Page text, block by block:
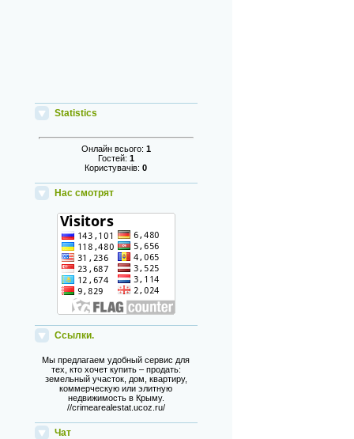
Statistics
Онлайн всього: 1
Гостей: 1
Користувачів:0
Нас смотрят
Ссылки.
Мы предлагаем удобный сервис для
тех, кто хочет купить – продать:
земельный участок, дом, квартиру,
коммерческую или элитную
недвижимость в Крыму.
//crimearealestat.ucoz.ru/
Чат